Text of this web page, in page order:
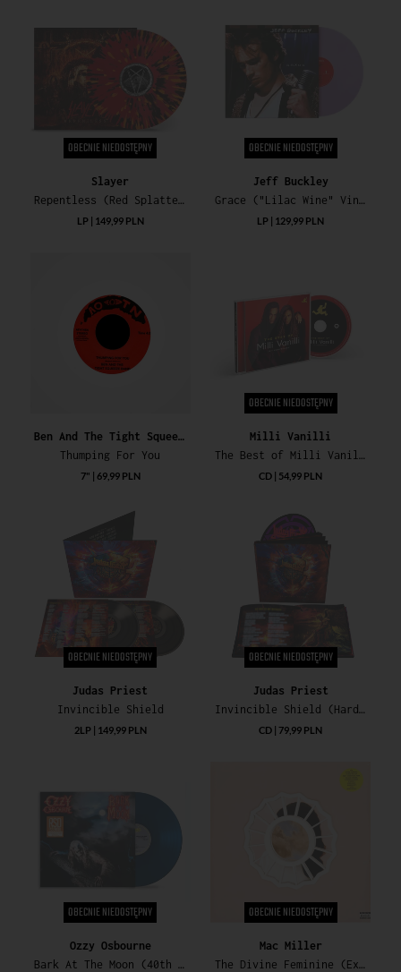
OBECNIE NIEDOSTĘPNY
Slayer
Repentless (Red Splattered Vinyl)
LP | 149,99 PLN
OBECNIE NIEDOSTĘPNY
Jeff Buckley
Grace ("Lilac Wine" Vinyl) (National Abum Day 2023)
LP | 129,99 PLN
Ben And The Tight Squeeze Band
Thumping For You
7" | 69,99 PLN
OBECNIE NIEDOSTĘPNY
Milli Vanilli
The Best of Milli Vanilli (35th Anniversary)
CD | 54,99 PLN
OBECNIE NIEDOSTĘPNY
Judas Priest
Invincible Shield
2LP | 149,99 PLN
OBECNIE NIEDOSTĘPNY
Judas Priest
Invincible Shield (Hardback Deluxe CD)
CD | 79,99 PLN
OBECNIE NIEDOSTĘPNY
Ozzy Osbourne
Bark At The Moon (40th Anniversary) (Blue Vinyl) (RSD Essential)
OBECNIE NIEDOSTĘPNY
Mac Miller
The Divine Feminine (Exclusive Blueberry Vinyl)